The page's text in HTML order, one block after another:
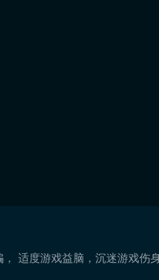
适度游戏益脑，沉迷游戏伤